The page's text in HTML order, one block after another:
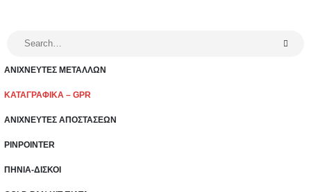
ΑΝΙΧΝΕΥΤΕΣ ΜΕΤΑΛΛΩΝ
ΚΑΤΑΓΡΑΦΙΚΑ – GPR
ΑΝΙΧΝΕΥΤΕΣ ΑΠΟΣΤΑΣΕΩΝ
PINPOINTER
ΠΗΝΙΑ-ΔΙΣΚΟΙ